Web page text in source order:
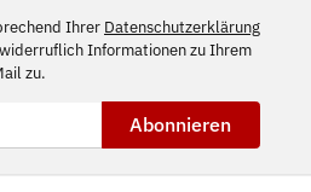
Ihrer Datenschutzerklärung
Informationen zu Ihrem
zu.
Abonnieren